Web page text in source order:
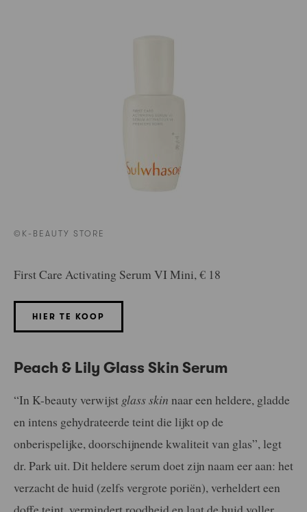
©K-BEAUTY STORE
First Care Activating Serum VI Mini, € 18
HIER TE KOOP
Peach & Lily Glass Skin Serum
“In K-beauty verwijst glass skin naar een heldere, gladde
en intens gehydrateerde teint die lijkt op de
onberispelijke, doorschijnende kwaliteit van glas”, legt
dr. Park uit. Dit heldere serum doet zijn naam eer aan: het
verzacht de huid (zelfs vergrote poriën), verheldert een